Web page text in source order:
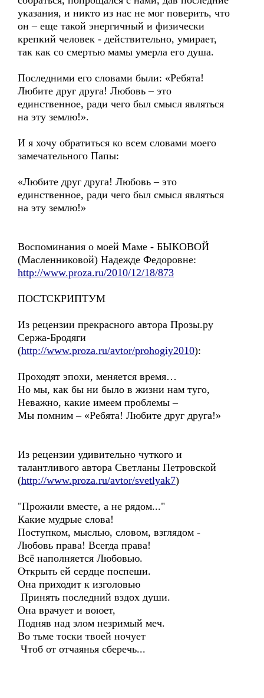
указания, и никто из нас не мог поверить, что
он – еще такой энергичный и физически
крепкий человек - действительно, умирает,
так как со смертью мамы умерла его душа.
Последними его словами были: «Ребята!
Любите друг друга! Любовь – это
единственное, ради чего был смысл являться
на эту землю!».
И я хочу обратиться ко всем словами моего
замечательного Папы:
«Любите друг друга! Любовь – это
единственное, ради чего был смысл являться
на эту землю!»
Воспоминания о моей Маме - БЫКОВОЙ
(Масленниковой) Надежде Федоровне:
http://www.proza.ru/2010/12/18/873
ПОСТСКРИПТУМ
Из рецензии прекрасного автора Прозы.ру
Сержа-Бродяги
(http://www.proza.ru/avtor/prohogiy2010):
Проходят эпохи, меняется время…
Но мы, как бы ни было в жизни нам туго,
Неважно, какие имеем проблемы –
Мы помним – «Ребята! Любите друг друга!»
Из рецензии удивительно чуткого и
талантливого автора Светланы Петровской
(http://www.proza.ru/avtor/svetlyak7)
"Прожили вместе, а не рядом..."
Какие мудрые слова!
Поступком, мыслью, словом, взглядом -
Любовь права! Всегда права!
Всё наполняется Любовью.
Открыть ей сердце поспеши.
Она приходит к изголовью
Принять последний вздох души.
Она врачует и воюет,
Подняв над злом незримый меч.
Во тьме тоски твоей ночует
Чтоб от отчаянья сберечь...